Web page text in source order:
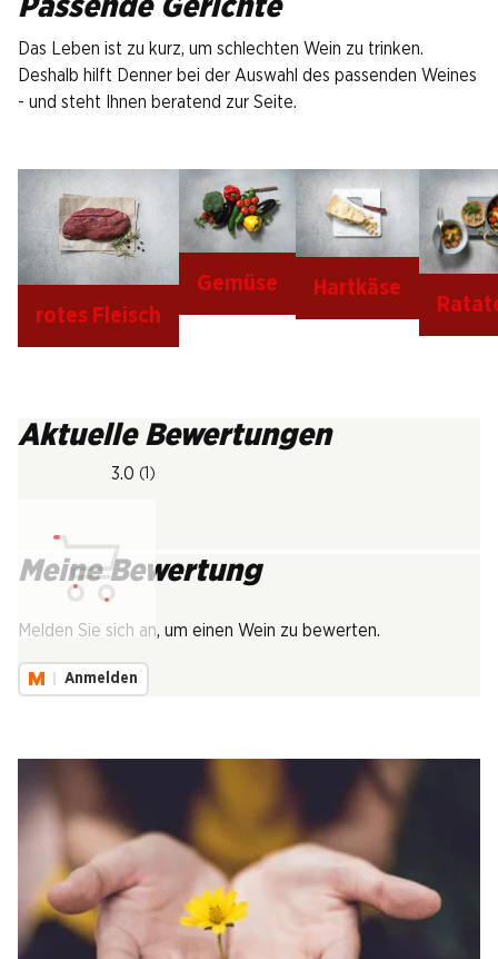
Passende Gerichte
Das Leben ist zu kurz, um schlechten Wein zu trinken.
Deshalb hilft Denner bei der Auswahl des passenden Weines
- und steht Ihnen beratend zur Seite.
rotes Fleisch
Gemüse Hartkäse
Aktuelle Bewertungen
3.0 (1)
Meine Bewertung
Melden Sie sich an, um einen Wein zu bewerten.
Anmelden